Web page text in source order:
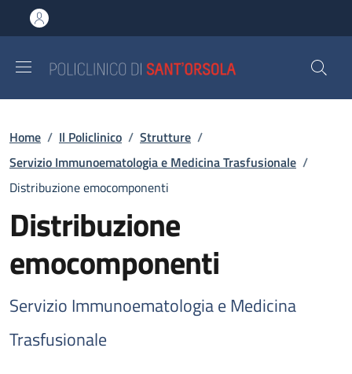
al contenuto principale
to footer content
Briciole di pane
Home / Il Policlinico / Strutture /
Servizio Immunoematologia e Medicina Trasfusionale /
Distribuzione emocomponenti
Distribuzione
emocomponenti
Servizio Immunoematologia e Medicina
Trasfusionale